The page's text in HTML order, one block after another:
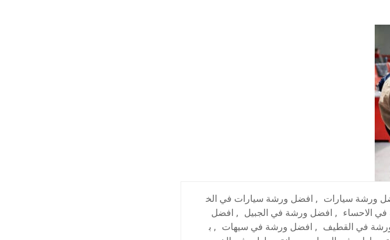
ورشة سيارات , افضل ورشة سيارات في الخ
الاحساء , افضل ورشة في الجبيل , افضل
في القطيف , افضل ورشة في سيهات , ب